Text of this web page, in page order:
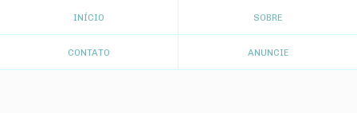
INÍCIO SOBRE
CONTATO ANUNCIE